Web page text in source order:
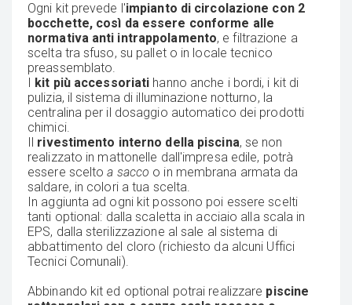
Ogni kit prevede l'impianto di circolazione con 2
bocchette, così da essere conforme alle
normativa anti intrappolamento, e filtrazione a
scelta tra sfuso, su pallet o in locale tecnico
preassemblato.
kit più accessoriati hanno anche i bordi, i kit di
pulizia, il sistema di illuminazione notturno, la
centralina per il dosaggio automatico dei prodotti
chimici.
rivestimento interno della piscina, se non
realizzato in mattonelle dall'impresa edile, potrà
essere sceltoa sacco o in membrana armata da
saldare, in colori a tua scelta.
In aggiunta ad ogni kit possono poi essere scelti
tanti optional: dalla scaletta in acciaio alla scala in
EPS, dalla sterilizzazione al sale al sistema di
abbattimento del cloro (richiesto da alcuni Uffici
Tecnici Comunali).
Abbinando kit ed optional potrai realizzare piscine